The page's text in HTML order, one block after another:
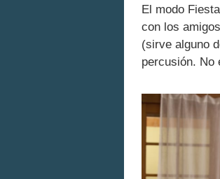
El modo
con los
(sirve alguno
percusión. No